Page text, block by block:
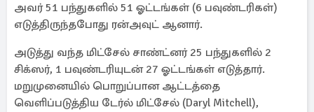
அவர் 51 பந்துகளில் 51 ஓட்டங்கள் (6 பவுண்டரிகள்)
எடுத்திருந்தபோது ரன்அவுட் ஆனார்.
அடுத்து வந்த மிட்சேல் சாண்ட்னர் 25 பந்துகளில் 2
சிக்ஸர், 1 பவுண்டரியுடன் 27 ஓட்டங்கள் எடுத்தார்.
மறுமுனையில் பொறுப்பான ஆட்டத்தை
வெளிப்படுத்திய டேர்ல் மிட்சேல் (Daryl Mitchell),